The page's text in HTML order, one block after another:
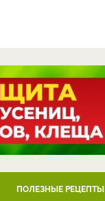
ПОЛЕЗНЫЕ РЕЦЕПТЫ